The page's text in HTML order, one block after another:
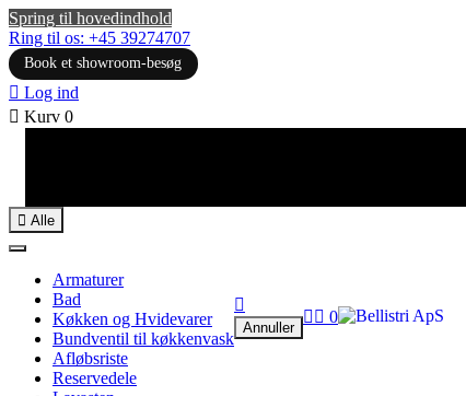
Spring til hovedindhold
Ring til os: +45 39274707
Book et showroom-besøg
 Log ind
 Kurv 0
 Alle
Armaturer
Bad
Køkken og Hvidevarer
Bundventil til køkkenvask
Afløbsriste
Reservedele

Annuller
  0